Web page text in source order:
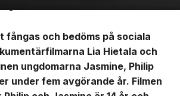
fångas och bedöms på sociala
Lia Hietala och
ungdomarna Jasmine, Philip
under fem avgörande år. Filmen